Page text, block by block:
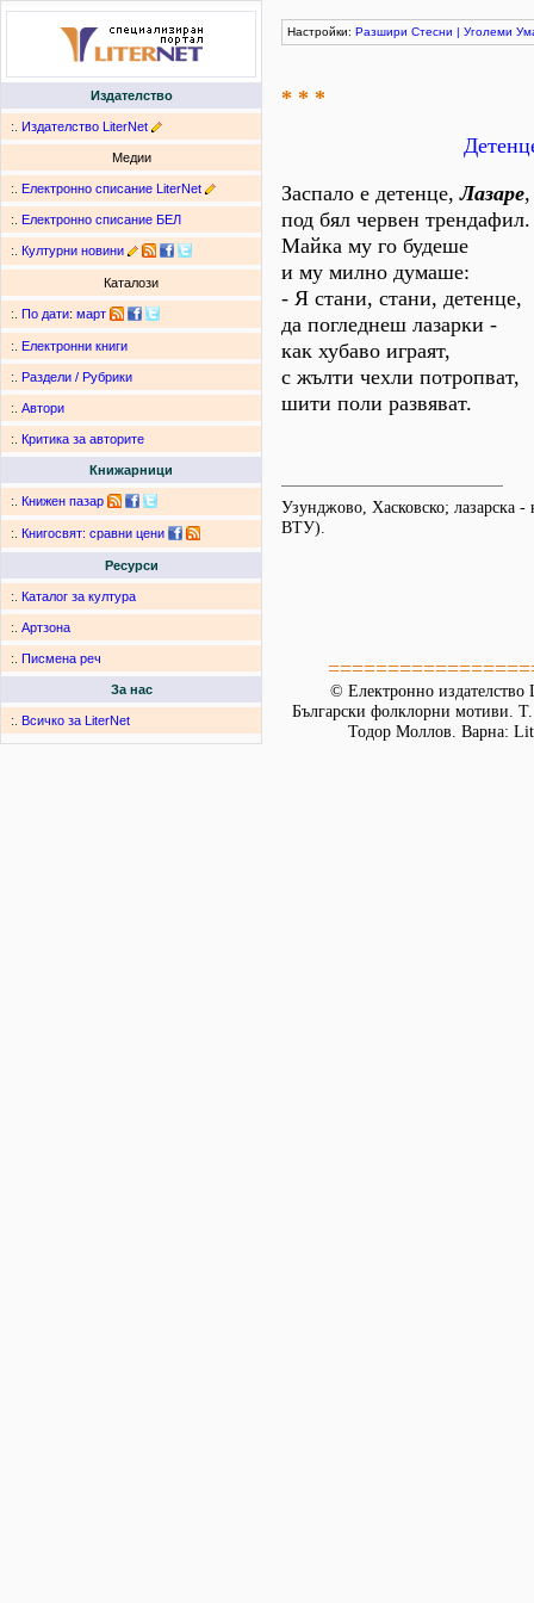
Издателство
:. Издателство LiterNet
Медии
:. Електронно списание LiterNet
:. Електронно списание БЕЛ
:. Културни новини
Каталози
:. По дати: март
:. Електронни книги
:. Раздели / Рубрики
:. Автори
:. Критика за авторите
Книжарници
:. Книжен пазар
:. Книгосвят: сравни цени
Ресурси
:. Каталог за култура
:. Артзона
:. Писмена реч
За нас
:. Всичко за LiterNet
Настройки: Разшири Стесни | Уголеми
* * *
Заспало е детенце,Лазаре,
под бял червен трендафил.
Майка му го будеше
и му милно думаше:
- Я стани, стани, детенце,
да погледнеш лазарки -
как хубаво играят,
с жълти чехли потропват,
шити поли развяват.
Узунджово, Хасковско; лазарска
ВТУ).
© Електронно издателство
Български фолклорни мотиви.
Тодор Моллов. Варна: